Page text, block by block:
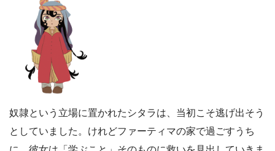
奴隷という立場に置かれたシタラは、当初こそ逃げ出そう
としていました。けれどファーティマの家で過ごすうち